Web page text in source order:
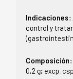
Indicaciones:
control y
Composición:
0,2 g; excp.